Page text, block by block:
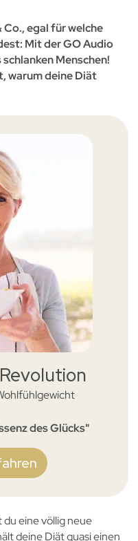
Co., egal für welche
Mit der GO Audio
Menschen!
warum deine Diät
des Glücks"
eine völlig neue
deine Diät quasi einen